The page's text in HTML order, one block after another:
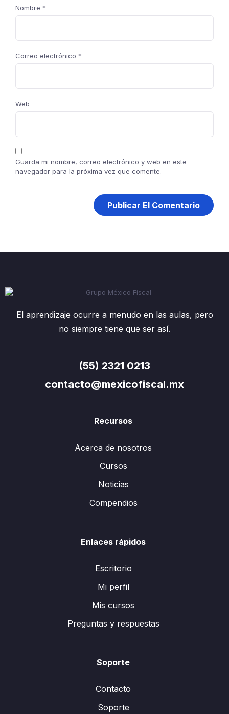
Nombre *
Correo electrónico *
Web
Guarda mi nombre, correo electrónico y web en este
navegador para la próxima vez que comente.
El aprendizaje ocurre a menudo en las aulas, pero
no siempre tiene que ser así.
(55) 2321 0213
contacto@mexicofiscal.mx
Recursos
Acerca de nosotros
Cursos
Noticias
Compendios
Enlaces rápidos
Escritorio
Mi perfil
Mis cursos
Preguntas y respuestas
Soporte
Contacto
Soporte